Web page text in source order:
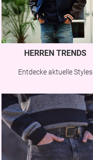
HERREN TRENDS
Entdecke aktuelle Styles